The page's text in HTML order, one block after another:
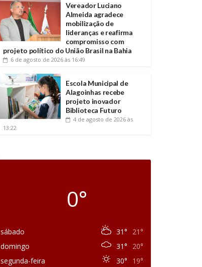
Vereador Luciano
Almeida agradece
mobilização de
lideranças e reafirma
compromisso com
projeto político do União Brasil na Bahia
6 de agosto de 2026 às 16:49
Escola Municipal de
Alagoinhas recebe
projeto inovador
Biblioteca Futuro
4 de agosto de 2026 às
13:22
0°
sábado 31°
21°
domingo
31°
20°
segunda-feira
30° 19°